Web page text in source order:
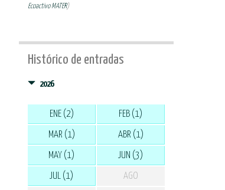
Ecoactivo MATER)
Histórico de entradas
2026
ENE (2) FEB (1)
MAR (1) ABR (1)
MAY (1) JUN (3)
JUL (1) AGO